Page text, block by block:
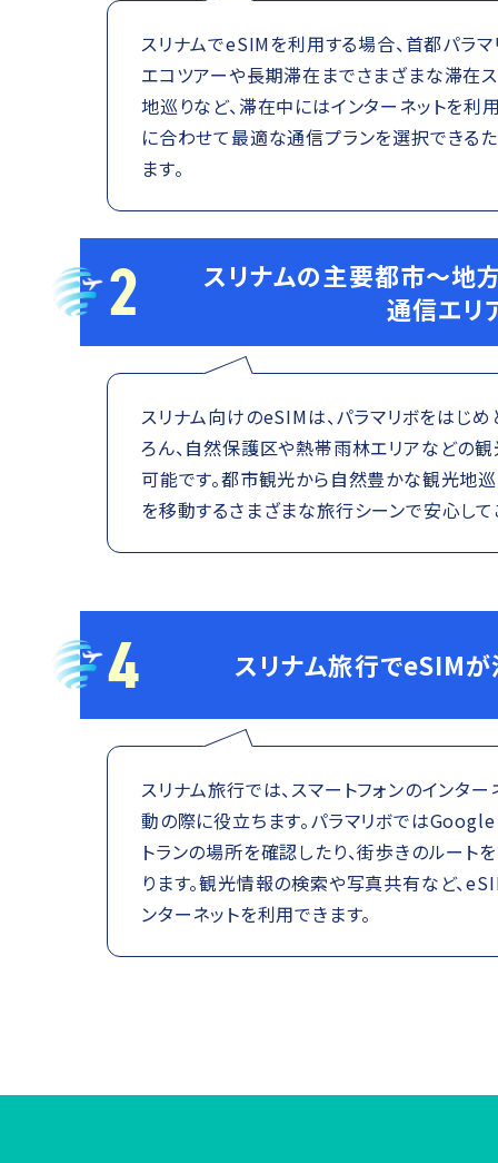
スリナムでeSIMを利用する場合、首都パラ
エコツアーや長期滞在までさまざまな滞在
地巡りなど、滞在中にはインターネットを利
に合わせて最適な通信プランを選択できる
ます。
2
スリナムの主要都市～地
通信エリ
スリナム向けのeSIMは、パラマリボをはじ
ろん、自然保護区や熱帯雨林エリアなどの
可能です。都市観光から自然豊かな観光地巡
を移動するさまざまな旅行シーンで安心して
4 スリナム旅行でeSIM
スリナム旅行では、スマートフォンのインタ
動の際に役立ちます。パラマリボでは
トランの場所を確認したり、街歩きのルート
ります。観光情報の検索や写真共有など、
ンターネットを利用できます。